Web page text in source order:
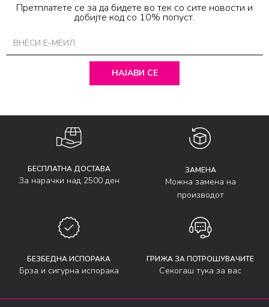
Претплатете се за да бидете во тек со сите новости и
добијте код со 10% попуст.
НАЈАВИ СЕ
БЕСПЛАТНА ДОСТАВА
За нарачки над 2500 ден
ЗАМЕНА
Можна замена на
производот
БЕЗБЕДНА ИСПОРАКА
Брза и сигурна испорака
ГРИЖА ЗА ПОТРОШУВАЧИТЕ
Секогаш тука за вас